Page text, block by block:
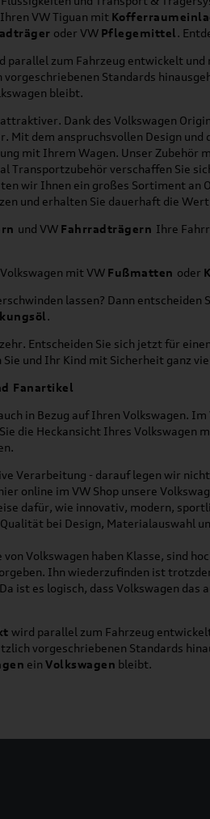
VW Tiguan mit
oder VW Pflegemittel.
parallel zum Fahrzeug entwickelt
Standards
bleibt.
attraktiver. Dank des Volkswagen
Mit dem anspruchsvollen Design
mit Ihrem Wagen. Unser
Transportzubehör verschaffen Sie
wir Ihnen ein großes Sortiment an
und erhalten Sie dauerhaft die
und VW Fahrradträgern Ihre
mit VW Fußmatten oder
lassen? Dann entscheiden
.
Entscheiden Sie sich jetzt für
Sie und Ihr Kind mit Sicherheit ganz
Fanartikel
in Bezug auf Ihren Volkswagen.
die Heckansicht Ihres
Verarbeitung - darauf legen wir
online im VW Shop unsere
dafür, wie innovativ, modern,
bei Design, Materialauswahl
Volkswagen haben Klasse, sind
Ihn wiederzufinden ist
ist es logisch, dass Volkswagen
wird parallel zum Fahrzeug
vorgeschriebenen Standards
ein Volkswagen bleibt.